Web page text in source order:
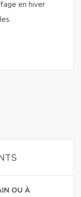
en hiver
OU À